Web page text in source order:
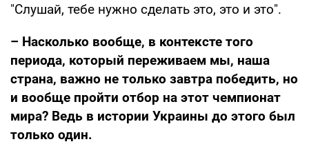
"Слушай, тебе нужно сделать это, это и это".
– Насколько вообще, в контексте того
периода, который переживаем мы, наша
страна, важно не только завтра победить, но
и вообще пройти отбор на этот чемпионат
мира? Ведь в истории Украины до этого был
только один.